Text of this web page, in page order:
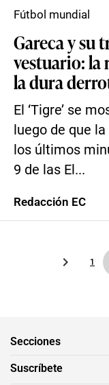
Gareca y su
vestuario: la
la dura
El ‘Tigre’ se
luego de que
los últimos
9 de las El...
Fútbol mundial
Redacción EC
1
Secciones
Suscríbete